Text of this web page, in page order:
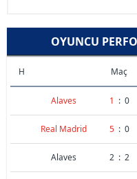
OYUNCU
H Maç
Alaves 1 : 0
Real Madrid 5 : 0
Alaves 2 : 2